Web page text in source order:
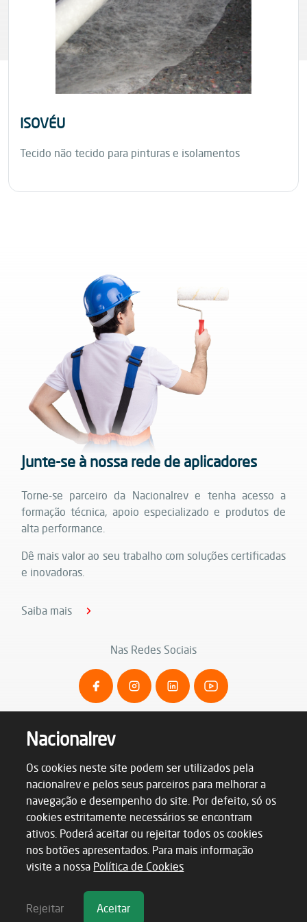
ISOVÉU
Tecido não tecido para pinturas e isolamentos
Junte-se à nossa rede de aplicadores
Torne-se parceiro da Nacionalrev e tenha acesso a
formação técnica, apoio especializado e produtos de
alta performance.
Dê mais valor ao seu trabalho com soluções certificadas
e inovadoras.
Saiba mais
Nas Redes Sociais
Termos & Condições
Política de Privacidade
Livro de Reclamações
Nacionalrev © 2026. Todos os direitos reservados
Nacionalrev
Os cookies neste site podem ser utilizados pela
nacionalrev e pelos seus parceiros para melhorar a
navegação e desempenho do site. Por defeito, só os
cookies estritamente necessários se encontram
ativos. Poderá aceitar ou rejeitar todos os cookies
nos botões apresentados. Para mais informação
visite a nossa Política de Cookies
Rejeitar Aceitar